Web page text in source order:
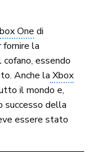
One di
la
essendo
Anche la Xbox
il mondo e,
successo della
essere stato